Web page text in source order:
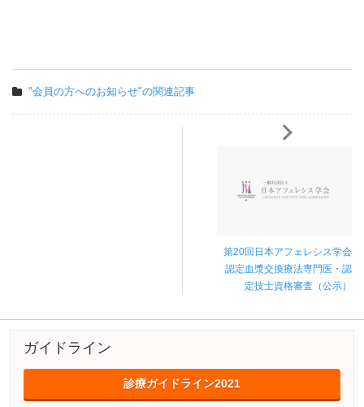
"会員の方へのお知らせ"の関連記事
第20回日本アフェレシス学会
認定血漿交換療法専門医・認
定技士資格審査（公示）
ガイドライン
診療ガイドライン2021